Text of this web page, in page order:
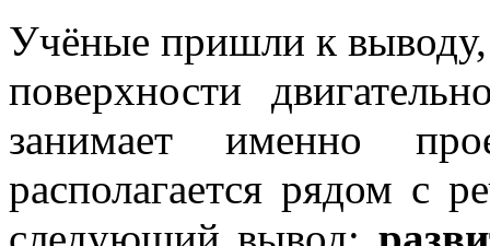
Учёные пришли к выводу,
поверхности
занимает именно
располагается рядом с